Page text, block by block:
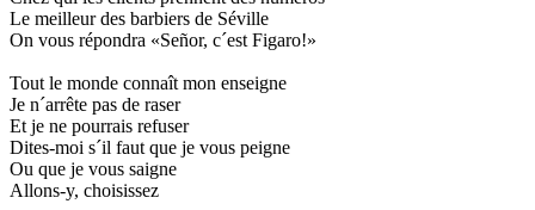
Le meilleur des barbiers de Séville
On vous répondra «Señor, c´est Figaro!»
Tout le monde connaît mon enseigne
Je n´arrête pas de raser
Et je ne pourrais refuser
Dites-moi s´il faut que je vous peigne
Ou que je vous saigne
Allons-y, choisissez